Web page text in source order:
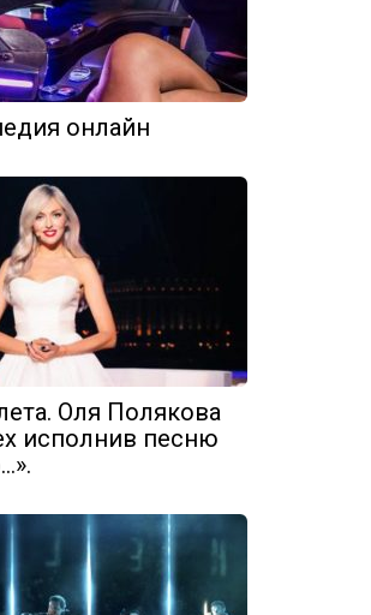
онлайн
Оля Полякова
исполнив песню